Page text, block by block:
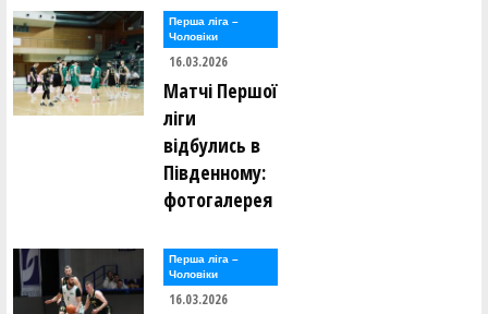
Перша лiга –
Чоловiки
16.03.2026
Матчі Першої
ліги
відбулись в
Південному:
фотогалерея
Перша лiга –
Чоловiки
16.03.2026